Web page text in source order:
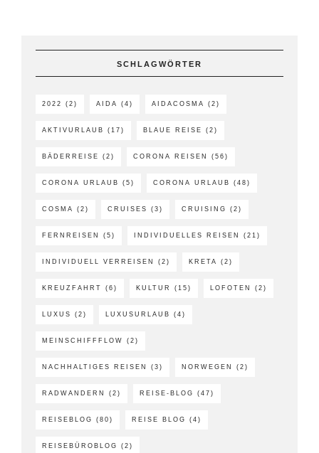
SCHLAGWÖRTER
2022 (2) AIDA (4) AIDACOSMA (2)
AKTIVURLAUB (17) BLAUE REISE (2)
BÄDERREISE (2) CORONA REISEN (56)
CORONA URLAUB (5) CORONA URLAUB (48)
COSMA (2) CRUISES (3) CRUISING (2)
FERNREISEN (5) INDIVIDUELLES REISEN (21)
INDIVIDUELL VERREISEN (2) KRETA (2)
KREUZFAHRT (6) KULTUR (15) LOFOTEN (2)
LUXUS (2) LUXUSURLAUB (4)
MEINSCHIFFFLOW (2)
NACHHALTIGES REISEN (3) NORWEGEN (2)
RADWANDERN (2) REISE-BLOG (47)
REISEBLOG (80) REISE BLOG (4)
REISEBÜROBLOG (2)